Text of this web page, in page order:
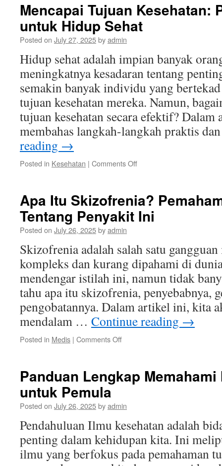
Demensia:
Panduan
untuk
Keluarga
Mencapai Tujuan Kesehatan:
untuk Hidup Sehat
Posted on July 27, 2025byadmin
Hidup sehat adalah impian banyak
meningkatnya kesadaran tentang
semakin banyak individu yang
tujuan kesehatan mereka. Namun,
tujuan kesehatan secara efektif?
membahas langkah-langkah praktis
reading →
Posted in Kesehatan | Comments Offon
Panduan
Lengkap
untuk
Apa Itu Skizofrenia?
Tentang Penyakit Ini
Posted on July 26, 2025byadmin
Skizofrenia adalah salah satu
kompleks dan kurang dipahami di
mendengar istilah ini, namun tidak
tahu apa itu skizofrenia, penyebabnya,
pengobatannya. Dalam artikel ini, kita
mendalam … Continue reading →
Posted in Medis | Comments Offon
Pemahaman
Penyakit
Panduan Lengkap
untuk Pemula
Posted on July 26, 2025byadmin
Pendahuluan Ilmu kesehatan adalah
penting dalam kehidupan kita. Ini
ilmu yang berfokus pada pemahaman